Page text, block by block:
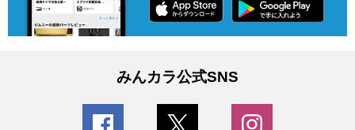
みんカラ公式SNS